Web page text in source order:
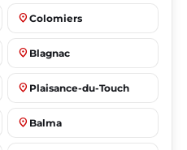
place Colomiers
place Blagnac
place Plaisance-du-Touch
place Balma